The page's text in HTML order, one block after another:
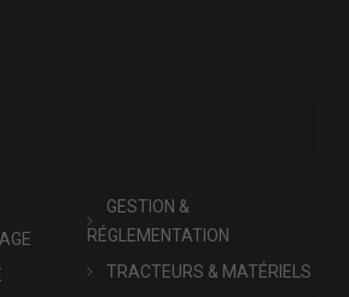
GESTION &
RÉGLEMENTATION
TRACTEURS & MATÉRIELS